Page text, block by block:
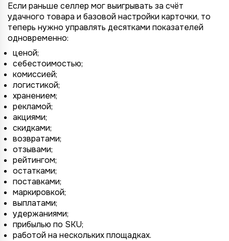
Если раньше селлер мог выигрывать за счёт
удачного товара и базовой настройки карточки, то
теперь нужно управлять десятками показателей
одновременно:
ценой;
себестоимостью;
комиссией;
логистикой;
хранением;
рекламой;
акциями;
скидками;
возвратами;
отзывами;
рейтингом;
остатками;
поставками;
маркировкой;
выплатами;
удержаниями;
прибылью по SKU;
работой на нескольких площадках.